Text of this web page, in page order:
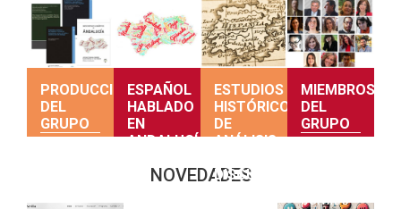
PRODUCCIÓN
DEL
GRUPO
ESPAÑOL
HABLADO
EN
ANDALUCÍA
ESTUDIOS
HISTÓRICOS
DE
ANÁLISIS
DISCURSO
MIEMBROS
DEL
GRUPO
perfiles
NOVEDADES